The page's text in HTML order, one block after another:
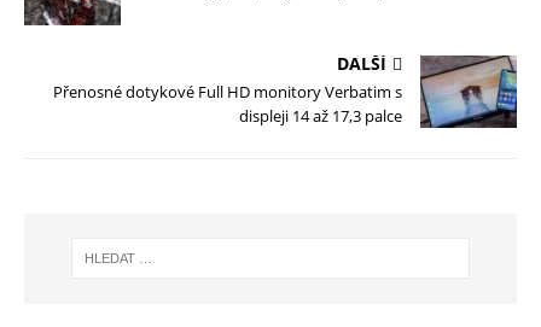
DALŠÍ
Přenosné dotykové Full HD monitory Verbatim s
displeji 14 až 17,3 palce